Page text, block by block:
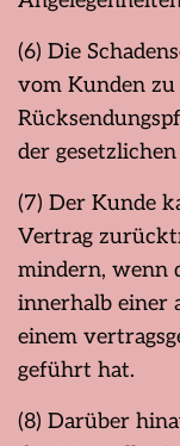
(6) Die
vom Kunden
der
(7) Der Kunde
Vertrag
mindern, wenn
innerhalb einer
einem
geführt hat.
(8) Darüber